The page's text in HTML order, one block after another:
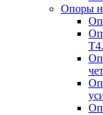
Опоры